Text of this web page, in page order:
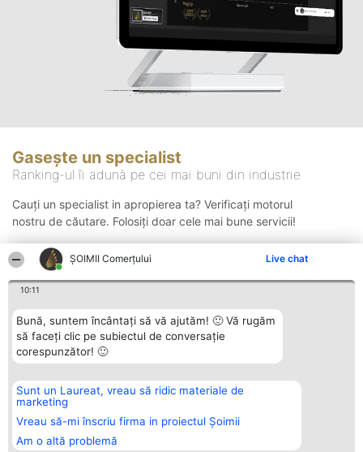
ȘOIMII Comerțului Live chat
10:11
Bună, suntem încântați să vă ajutăm! 🙂 Vă rugăm
să faceți clic pe subiectul de conversație
corespunzător! 🙂
Sunt un Laureat, vreau să ridic materiale de
marketing
Vreau să-mi înscriu firma in proiectul Șoimii
Am o altă problemă
Gasește un specialist
Ranking-ul îi adună pe cei mai buni din industrie
Cauți un specialist in apropierea ta? Verificați motorul
nostru de căutare. Folosiți doar cele mai bune servicii!
Organizator Ranking
BRIGHT SOLUTIONS BR SRL
Aleea Timisul De Sus 2 Bl. A30
Sc. A Et. 4 Ap. 13 Cod 061952
București
Plebiscyt
Lista Tuturor
Laureaților
Contact